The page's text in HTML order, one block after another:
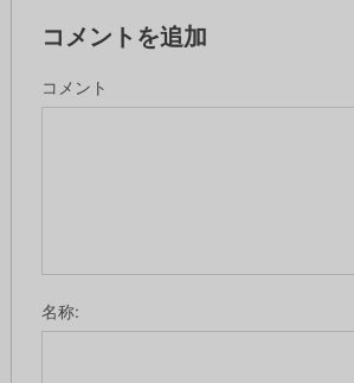
コメントを追加
コメント
名称: